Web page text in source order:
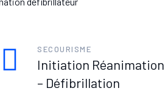
SECOURISME
Initiation Réanimation
– Défibrillation